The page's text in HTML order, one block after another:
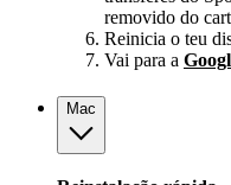
removido do
Reinicia o teu
Vai para a
Mac